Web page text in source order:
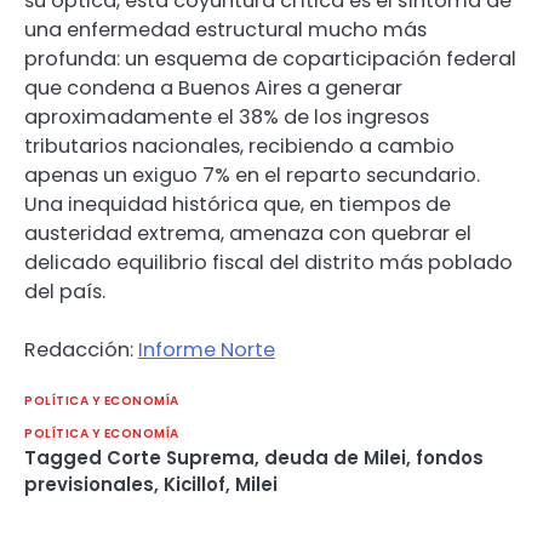
una enfermedad estructural mucho más
profunda: un esquema de coparticipación federal
que condena a Buenos Aires a generar
aproximadamente el 38% de los ingresos
tributarios nacionales, recibiendo a cambio
apenas un exiguo 7% en el reparto secundario.
Una inequidad histórica que, en tiempos de
austeridad extrema, amenaza con quebrar el
delicado equilibrio fiscal del distrito más poblado
del país.
Redacción: Informe Norte
POLÍTICA Y ECONOMÍA
POLÍTICA Y ECONOMÍA
Tagged Corte Suprema, deuda de Milei, fondos
previsionales, Kicillof, Milei